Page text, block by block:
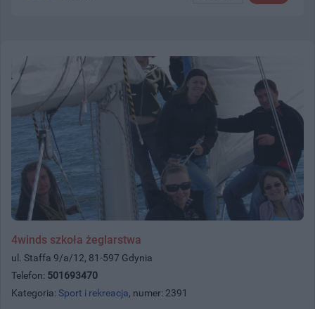
4winds szkoła żeglarstwa
ul. Staffa 9/a/12, 81-597 Gdynia
Telefon: 501693470
Kategoria: Sport i rekreacja, numer: 2391